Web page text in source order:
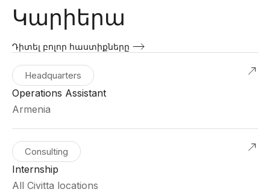
Կարիերա
Դիտել բոլոր հաստիքները
Headquarters
Operations Assistant
Armenia
Consulting
Internship
All Civitta locations